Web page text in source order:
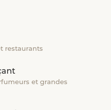
restaurants
et grandes